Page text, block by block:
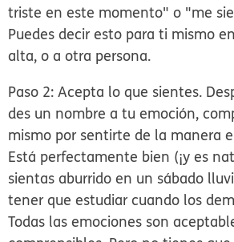
triste en este momento" o "me
Puedes decir esto para ti mismo
alta, o a otra persona.
Paso 2: Acepta lo que sientes.
des un nombre a tu emoción,
mismo por sentirte de la manera
Está perfectamente bien (¡y es
sientas aburrido en un sábado
tener que estudiar cuando los
Todas las emociones son